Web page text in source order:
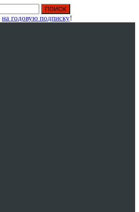
на годовую подписку!